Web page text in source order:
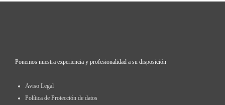
Ponemos nuestra experiencia y profesionalidad a su disposición
Aviso Legal
Política de Protección de datos